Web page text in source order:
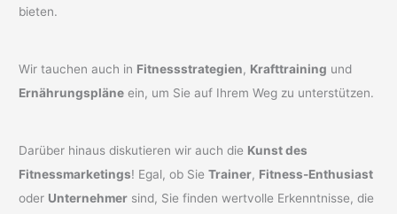
bieten.
Wir tauchen auch in Fitnessstrategien, Krafttraining und
Ernährungspläne ein, um Sie auf Ihrem Weg zu unterstützen.
Darüber hinaus diskutieren wir auch die Kunst des
Fitnessmarketings! Egal, ob SieTrainer, Fitness-Enthusiast
oder Unternehmer sind, Sie finden wertvolle Erkenntnisse, die